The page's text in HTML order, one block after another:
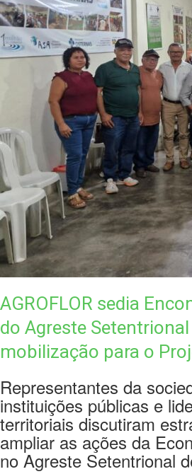
AGROFLOR sedia
do Agreste
mobilização para o
Representantes da
instituições públicas e
territoriais discutiram
ampliar as ações da
no Agreste Setentrional